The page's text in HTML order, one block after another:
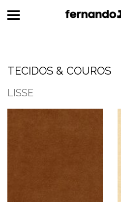
METAIS
MÁRMORES
ESPAGUETES
TECIDOS & COUROS
LISSE